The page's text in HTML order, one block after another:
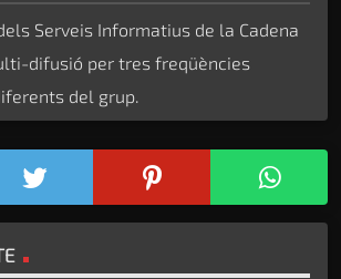
Serveis Informatius de la Cadena
difusió per tres freqüències
del grup.